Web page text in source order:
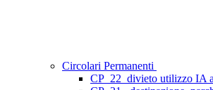
Circolari Permanenti
CP_22_divieto utilizzo IA